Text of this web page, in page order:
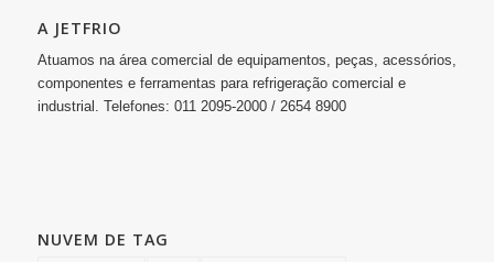
A JETFRIO
Atuamos na área comercial de equipamentos, peças, acessórios,
componentes e ferramentas para refrigeração comercial e
industrial. Telefones: 011 2095-2000 / 2654 8900
NUVEM DE TAG